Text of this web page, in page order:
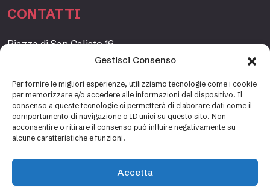
Gestisci Consenso
Per fornire le migliori esperienze, utilizziamo tecnologie come i cookie
per memorizzare e/o accedere alle informazioni del dispositivo. Il
consenso a queste tecnologie ci permetterà di elaborare dati come il
comportamento di navigazione o ID unici su questo sito. Non
acconsentire o ritirare il consenso può influire negativamente su
alcune caratteristiche e funzioni.
Accetta
CONTATTI
Piazza di San Calisto 16,
www.fondazioneetagrande.org
SEGRETERIA
info@fondazioneetagrande.it